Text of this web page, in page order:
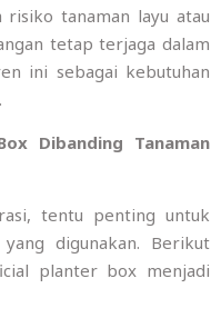
tanaman layu atau
tetap terjaga dalam
ini sebagai kebutuhan
Dibanding Tanaman
tentu penting untuk
digunakan. Berikut
planter box menjadi